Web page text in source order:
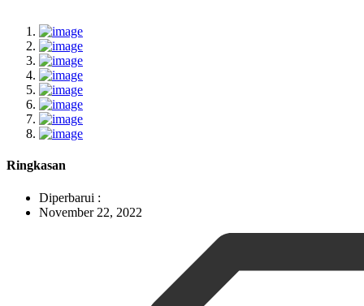
Ringkasan
Diperbarui :
November 22, 2022